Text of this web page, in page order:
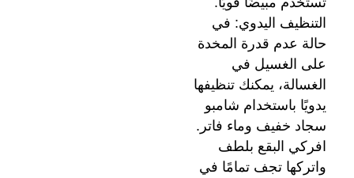
التنظيف اليدوي: في
حالة عدم قدرة المخدة
على الغسيل في
الغسالة، يمكنك تنظيفها
يدويًا باستخدام شامبو
سجاد خفيف وماء فاتر.
افركي البقع بلطف
واتركها تجف تمامًا في